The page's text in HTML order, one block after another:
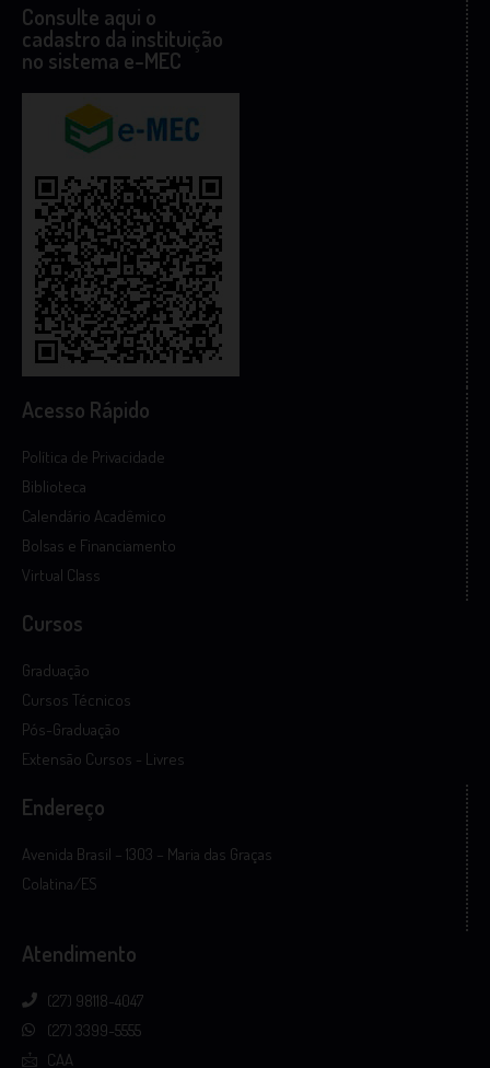
Consulte aqui o
cadastro da instituição
no sistema e-MEC
Acesso Rápido
Política de Privacidade
Biblioteca
Calendário Acadêmico
Bolsas e Financiamento
Virtual Class
Cursos
Graduação
Cursos Técnicos
Pós-Graduação
Extensão Cursos - Livres
Endereço
Avenida Brasil – 1303 – Maria das Graças
Colatina/ES
Atendimento
(27) 98118-4047
(27) 3399-5555
CAA